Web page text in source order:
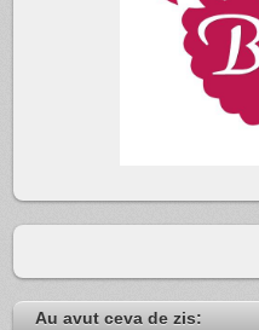
Au avut ceva de zis: